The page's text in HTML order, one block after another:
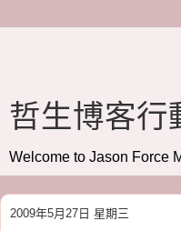
哲生博客行
Welcome to Jason Force
2009年5月27日 星期三